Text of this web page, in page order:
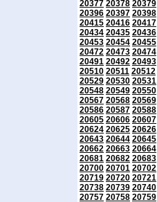
20377 20378 20379
20396 20397 20398
20415 20416 20417
20434 20435 20436
20453 20454 20455
20472 20473 20474
20491 20492 20493
20510 20511 20512
20529 20530 20531
20548 20549 20550
20567 20568 20569
20586 20587 20588
20605 20606 20607
20624 20625 20626
20643 20644 20645
20662 20663 20664
20681 20682 20683
20700 20701 20702
20719 20720 20721
20738 20739 20740
20757 20758 20759